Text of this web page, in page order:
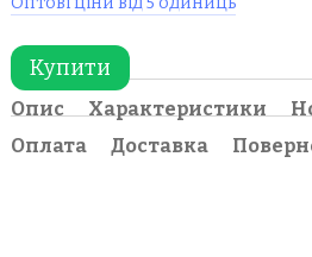
Купити
Опис Характеристики
Оплата
Доставка